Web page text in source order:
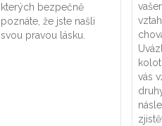
kterých bezpečně
poznáte, že jste našli
svou pravou lásku.
vás